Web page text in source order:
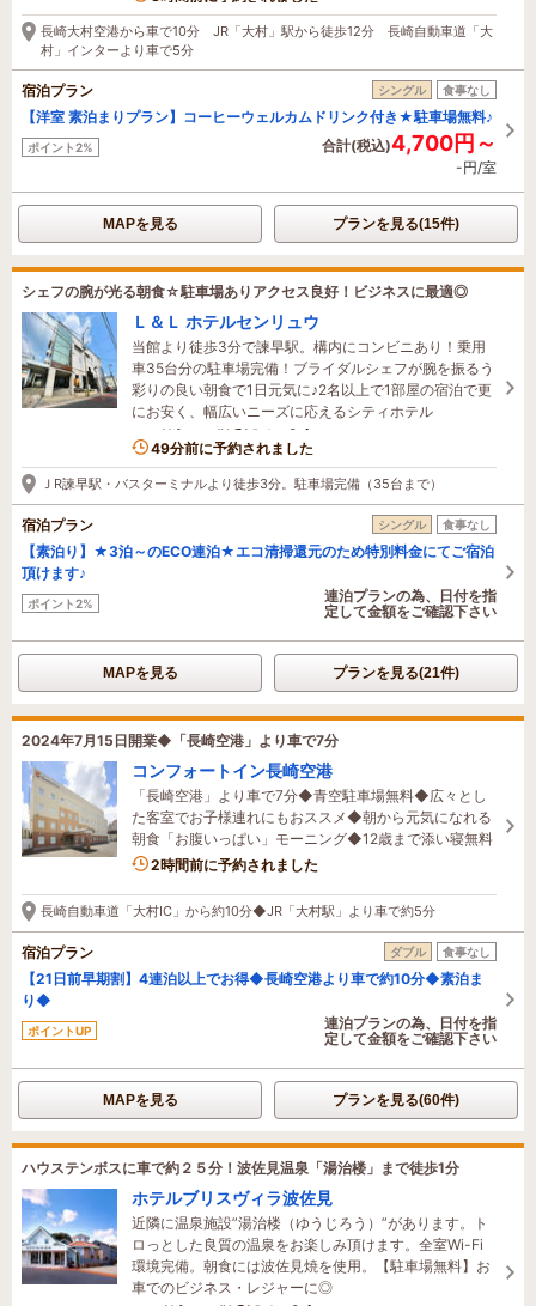
3時間前に予約されました
長崎大村空港から車で10分 JR「大村」駅から徒歩12分 長崎自動車道「大
村」インターより車で5分
宿泊プラン シングル 食事なし
【洋室 素泊まりプラン】コーヒーウェルカムドリンク付き★駐車場無料♪
ポイント2% 合計(税込)4,700円～
-円/室
MAPを見る プランを見る(15件)
シェフの腕が光る朝食☆駐車場ありアクセス良好！ビジネスに最適◎
Ｌ＆Ｌ ホテルセンリュウ
当館より徒歩3分で諫早駅。構内にコンビニあり！乗用
車35台分の駐車場完備！ブライダルシェフが腕を振るう
彩りの良い朝食で1日元気に♪2名以上で1部屋の宿泊で更
にお安く、幅広いニーズに応えるシティホテル
1名がこの宿を見ています
49分前に予約されました
ＪR諫早駅・バスターミナルより徒歩3分。駐車場完備（35台まで）
宿泊プラン シングル 食事なし
【素泊り】★3泊～のECO連泊★エコ清掃還元のため特別料金にてご宿泊
頂けます♪
ポイント2%
連泊プランの為、日付を指
定して金額をご確認下さい
MAPを見る プランを見る(21件)
2024年7月15日開業◆「長崎空港」より車で7分
コンフォートイン長崎空港
「長崎空港」より車で7分◆青空駐車場無料◆広々とし
た客室でお子様連れにもおススメ◆朝から元気になれる
朝食「お腹いっぱい」モーニング◆12歳まで添い寝無料
2時間前に予約されました
長崎自動車道「大村IC」から約10分◆JR「大村駅」より車で約5分
宿泊プラン ダブル 食事なし
【21日前早期割】4連泊以上でお得◆長崎空港より車で約10分◆素泊ま
り◆
ポイントUP
連泊プランの為、日付を指
定して金額をご確認下さい
MAPを見る プランを見る(60件)
ハウステンボスに車で約２５分！波佐見温泉「湯治楼」まで徒歩1分
ホテルブリスヴィラ波佐見
近隣に温泉施設”湯治楼（ゆうじろう）”があります。ト
ロっとした良質の温泉をお楽しみ頂けます。全室Wi-Fi
環境完備。朝食には波佐見焼を使用。【駐車場無料】お
車でのビジネス・レジャーに◎